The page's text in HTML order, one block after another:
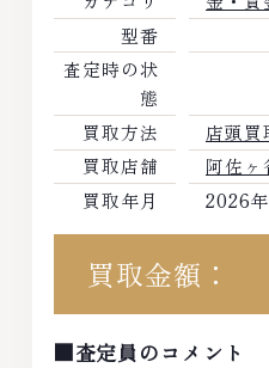
型番
査定時の状
態
買取方法
店頭買
買取店舗
阿佐ヶ
買取年月
2026
買取金額：
■査定員のコメント